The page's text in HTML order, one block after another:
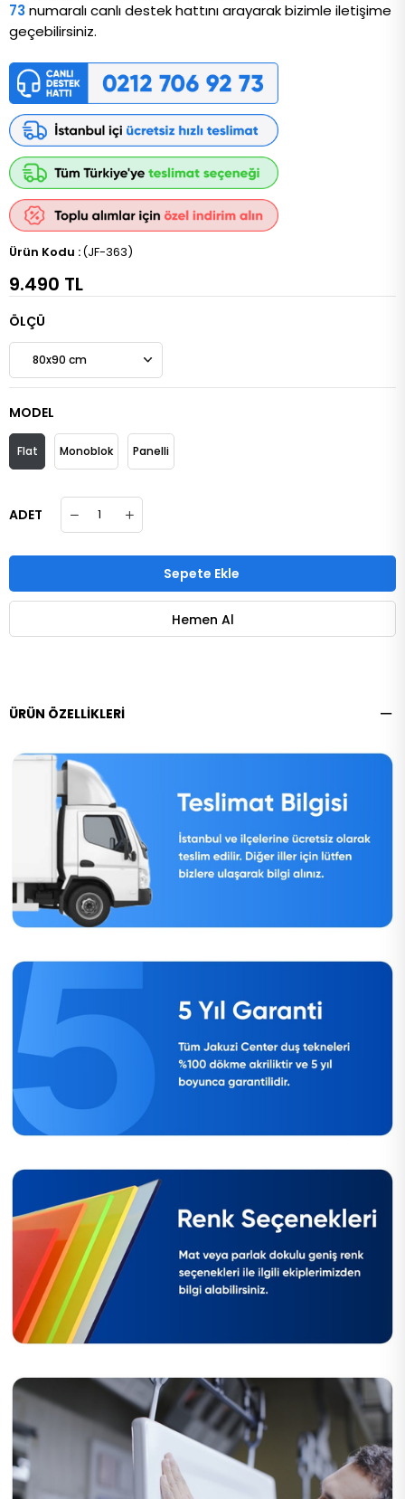
73 numaralı canlı destek hattını arayarak bizimle iletişime
geçebilirsiniz.
(JF-363)
9.490 TL
ÖLÇÜ
MODEL
Flat Monoblok Panelli
ADET
ÜRÜN ÖZELLIKLERI